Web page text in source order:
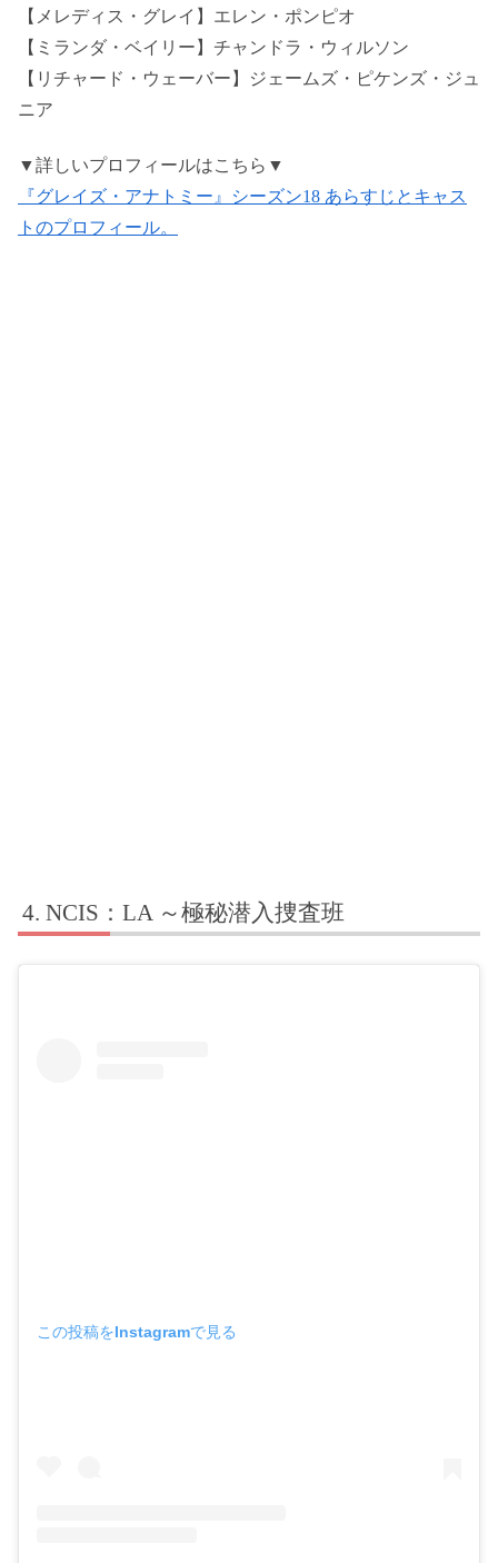
【メレディス・グレイ】エレン・ポンピオ
【ミランダ・ベイリー】チャンドラ・ウィルソン
【リチャード・ウェーバー】ジェームズ・ピケンズ・ジュ
ニア
▼詳しいプロフィールはこちら▼
『グレイズ・アナトミー』シーズン18 あらすじとキャス
トのプロフィール。
NCIS：LA ～極秘潜入捜査班
この投稿をInstagramで見る